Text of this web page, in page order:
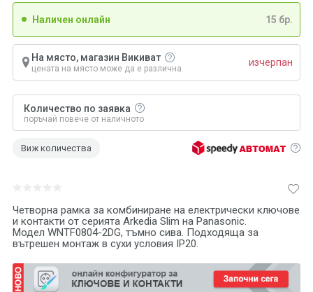
Четворна рамка за комбиниране на електрически ключове
и контакти от серията Arkedia Slim на Panasonic.
Модел WNTF0804-2DG, тъмно сива. Подходяща за
вътрешен монтаж в сухи условия IP20.
Наличен онлайн 15 бр.
На място, магазин Викиват
цената на място може да е различна
изчерпан
Количество по заявка
поръчай повече от наличното
Виж количества